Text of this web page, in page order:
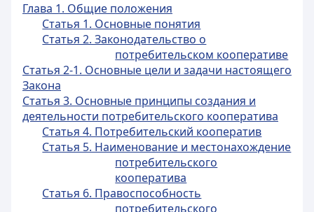
Глава 1. Общие положения
Статья 1. Основные понятия
Статья 2. Законодательство о
потребительском кооперативе
Статья 2-1. Основные цели и задачи настоящего
Закона
Статья 3. Основные принципы создания и
деятельности потребительского кооператива
Статья 4. Потребительский кооператив
Статья 5. Наименование и местонахождение
потребительского
кооператива
Статья 6. Правоспособность
потребительского